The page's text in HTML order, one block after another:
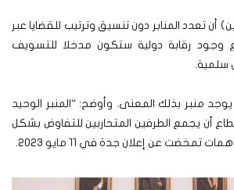
أن تعدد المنابر دون تنسيق وترتيب للقضايا عبر
وجود رقابة دولية ستكون مدخلا للتسويف
سلمية.
يوجد منبر بذلك المعنى. وأوضح: “المنبر الوحيد
أن يجمع الطرفين المتحاربين للتفاوض بشكل
تمخضت عن إعلان جدة في 11 مايو 2023.